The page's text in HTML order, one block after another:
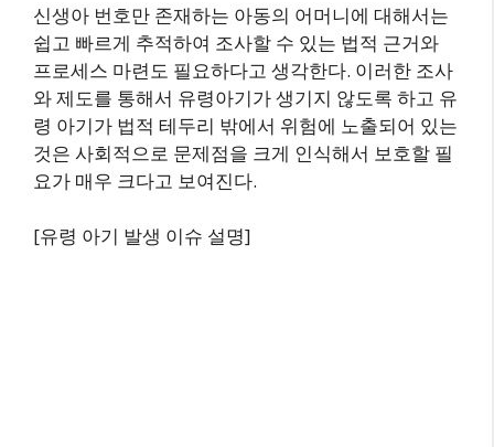
신생아 번호만 존재하는 아동의 어머니에 대해서는
쉽고 빠르게 추적하여 조사할 수 있는 법적 근거와
프로세스 마련도 필요하다고 생각한다. 이러한 조사
와 제도를 통해서 유령아기가 생기지 않도록 하고 유
령 아기가 법적 테두리 밖에서 위험에 노출되어 있는
것은 사회적으로 문제점을 크게 인식해서 보호할 필
요가 매우 크다고 보여진다.
[유령 아기 발생 이슈 설명]